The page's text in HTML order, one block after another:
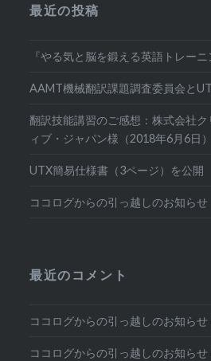
最近の投稿
『やる気と脳を鍛える英語トレーニ
AAMT機械翻訳課題調査委員会と
翻訳技能講習のご感想：株式会社
ィブ・ジャパン様（2018年6月6日）
UTX簡易仕様書（3ページ）を公開
ココログからの引っ越しのお知らせ
最近のコメント
ココログからの引っ越しのお知らせ
ココログからの引っ越しのお知らせ